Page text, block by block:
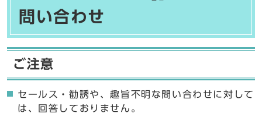
問い合わせ
ご注意
セールス・勧誘や、趣旨不明な問い合わせに対して
は、回答しておりません。